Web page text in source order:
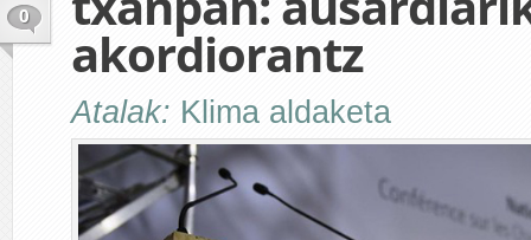
0
akordiorantz
Atalak: Klima aldaketa